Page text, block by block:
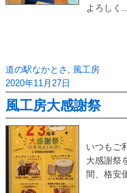
よろしく…
道の駅なかとさ , 風工房
2020年11月27日
風工房大感謝祭
いつもご
大感謝祭
間、格安